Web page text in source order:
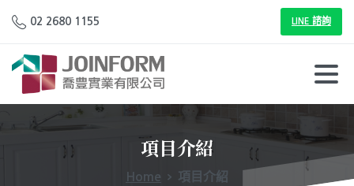
02 2680 1155 LINE 諮詢
項目介紹
Home 項目介紹